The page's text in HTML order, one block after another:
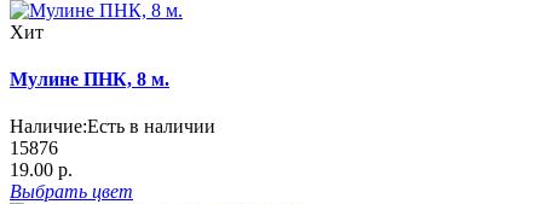
Хит
Мулине ПНК, 8 м.
Наличие:Есть в наличии
15876
19.00 р.
Выбрать цвет